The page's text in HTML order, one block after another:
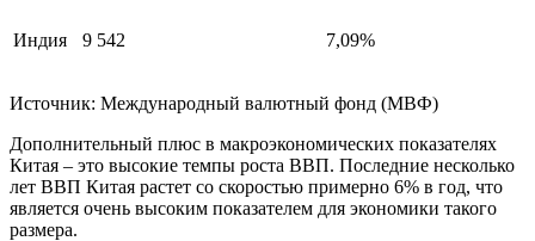
Индия 9 542 7,09%
Источник: Международный валютный фонд (МВФ)
Дополнительный плюс в макроэкономических показателях
Китая – это высокие темпы роста ВВП. Последние несколько
лет ВВП Китая растет со скоростью примерно 6% в год, что
является очень высоким показателем для экономики такого
размера.